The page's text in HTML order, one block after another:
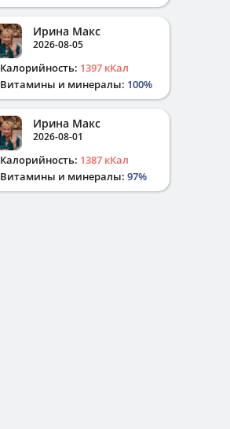
Ирина Макс
2026-08-05
Калорийность: 1397 кКал
Витамины и минералы: 100%
Ирина Макс
2026-08-01
Калорийность: 1387 кКал
Витамины и минералы: 97%